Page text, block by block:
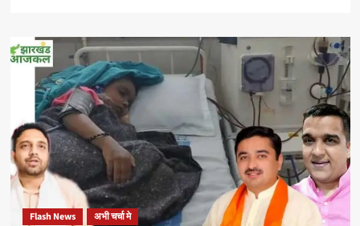
कोविड
प्रोटोकॉल
के
अधीन
जनता
के
लिए
मंदिर,
गिरजाघर,
मस्जिद
और
अन्य
Flash News अभी चर्चा मे